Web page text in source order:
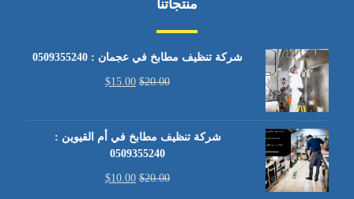
منتجاتنا
شركة تنظيف مطابخ في عجمان : 0509355240
$20.00
$15.00
شركة تنظيف مطابخ في أم القيوين :
0509355240
$20.00
$10.00